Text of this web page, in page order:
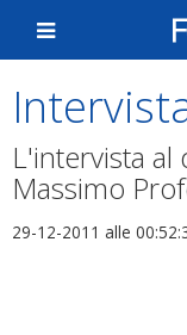
L'intervista al
Massimo
29-12-2011 alle